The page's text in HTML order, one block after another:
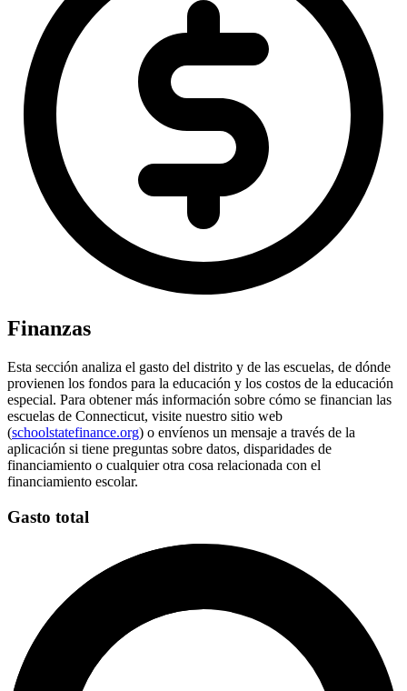
Finanzas
Esta sección analiza el gasto del distrito y de las escuelas, de dónde
provienen los fondos para la educación y los costos de la educación
especial. Para obtener más información sobre cómo se financian las
escuelas de Connecticut, visite nuestro sitio web
(schoolstatefinance.org) o envíenos un mensaje a través de la
aplicación si tiene preguntas sobre datos, disparidades de
financiamiento o cualquier otra cosa relacionada con el
financiamiento escolar.
Gasto total